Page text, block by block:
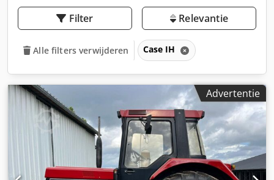
Filter Relevantie
Alle filters verwijderen Case IH
Advertentie